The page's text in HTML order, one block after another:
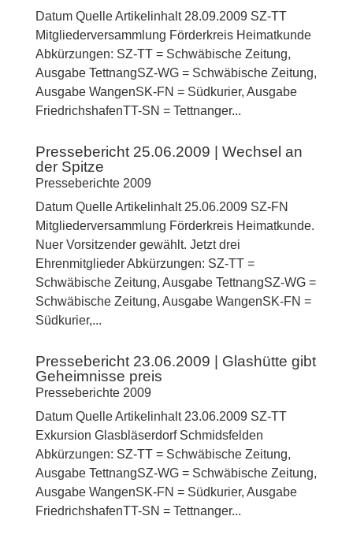
Datum Quelle Artikelinhalt 28.09.2009 SZ-TT
Mitgliederversammlung Förderkreis Heimatkunde
Abkürzungen: SZ-TT = Schwäbische Zeitung,
Ausgabe TettnangSZ-WG = Schwäbische Zeitung,
Ausgabe WangenSK-FN = Südkurier, Ausgabe
FriedrichshafenTT-SN = Tettnanger...
Pressebericht 25.06.2009 | Wechsel an
der Spitze
Presseberichte 2009
Datum Quelle Artikelinhalt 25.06.2009 SZ-FN
Mitgliederversammlung Förderkreis Heimatkunde.
Nuer Vorsitzender gewählt. Jetzt drei
Ehrenmitglieder Abkürzungen: SZ-TT =
Schwäbische Zeitung, Ausgabe TettnangSZ-WG =
Schwäbische Zeitung, Ausgabe WangenSK-FN =
Südkurier,...
Pressebericht 23.06.2009 | Glashütte gibt
Geheimnisse preis
Presseberichte 2009
Datum Quelle Artikelinhalt 23.06.2009 SZ-TT
Exkursion Glasbläserdorf Schmidsfelden
Abkürzungen: SZ-TT = Schwäbische Zeitung,
Ausgabe TettnangSZ-WG = Schwäbische Zeitung,
Ausgabe WangenSK-FN = Südkurier, Ausgabe
FriedrichshafenTT-SN = Tettnanger...